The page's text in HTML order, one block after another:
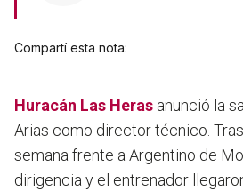
Compartí esta nota:
Huracán Las Heras anunció la
Arias como director técnico.
semana frente a Argentino de
dirigencia y el entrenador